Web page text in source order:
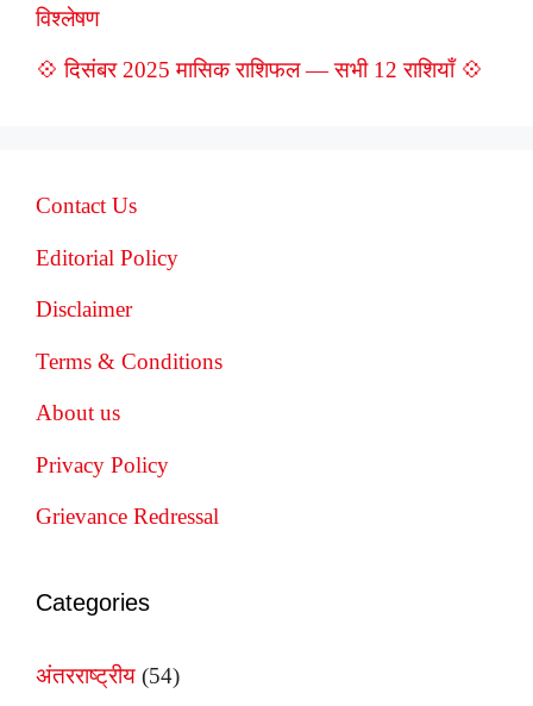
विश्लेषण
💠 दिसंबर 2025 मासिक राशिफल — सभी 12 राशियाँ 💠
Contact Us
Editorial Policy
Disclaimer
Terms & Conditions
About us
Privacy Policy
Grievance Redressal
Categories
अंतरराष्ट्रीय (54)